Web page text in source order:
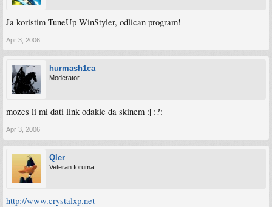
Ja koristim TuneUp WinStyler, odlican program!
Apr 3, 2006
hurmash1ca
Moderator
mozes li mi dati link odakle da skinem :| :?:
Apr 3, 2006
Qler
Veteran foruma
http://www.crystalxp.net